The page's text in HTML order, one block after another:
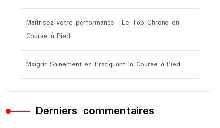
Maîtrisez votre performance : Le Top Chrono en
Course à Pied
Maigrir Sainement en Pratiquant la Course à Pied
Derniers commentaires